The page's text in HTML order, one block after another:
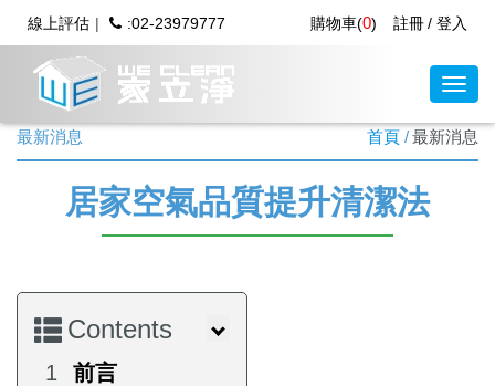
線上評估 :02-23979777 註冊 登入
購物車(0)
最新消息 首頁 最新消息
居家空氣品質提升清潔法
Contents
前言